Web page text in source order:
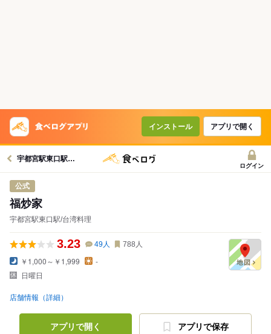
インストール アプリで開く
宇都宮駅東口駅グルメへ
ログイン
公式
福炒家
宇都宮駅東口駅/台湾料理
3.23 49人 788 人
￥1,000～￥1,999
-
日曜日
店舗情報（詳細）
アプリで開く アプリで保存